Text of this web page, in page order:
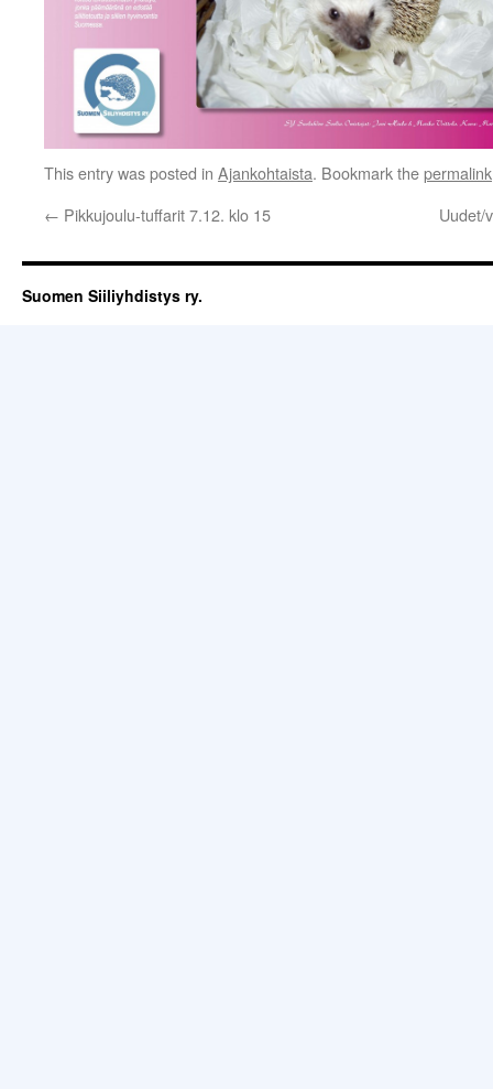
This entry was posted in Ajankohtaista. Bookmark thepermalink
← Pikkujoulu-tuffarit 7.12. klo 15 Uudet/
Suomen Siiliyhdistys ry.